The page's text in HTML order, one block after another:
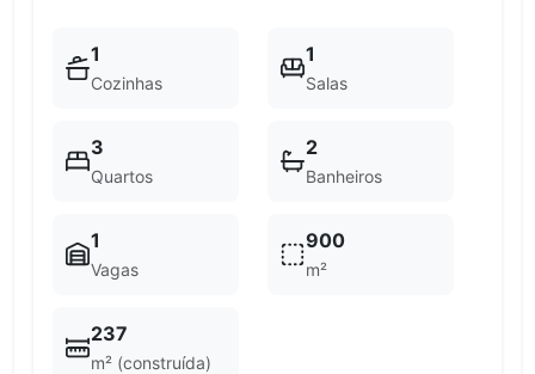
1
Cozinhas
1
Salas
3
Quartos
2
Banheiros
1
Vagas
900
m²
237
m² (construída)